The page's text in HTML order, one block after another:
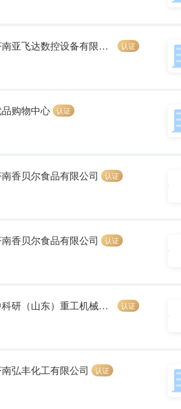
济南亚飞达数控设备有限公司 认证
购物中心 认证
香贝尔食品有限公司 认证
香贝尔食品有限公司 认证
中科研（山东）重工机械设备有限公司 认证
弘丰化工有限公司 认证